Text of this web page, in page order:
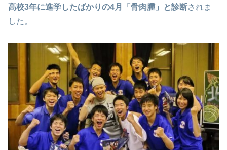
高校3年に進学したばかりの4月「骨肉腫」と診断されま
した。